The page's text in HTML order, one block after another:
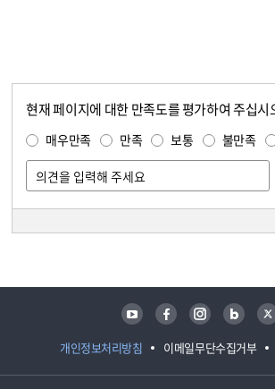
현재 페이지에 대한 만족도를 평가하여 주십시
매우만족 만족 보통 불만족
개인정보처리방침 이메일무단수집거부
유튜브 페이스북 인스타그램 블로그 트위터